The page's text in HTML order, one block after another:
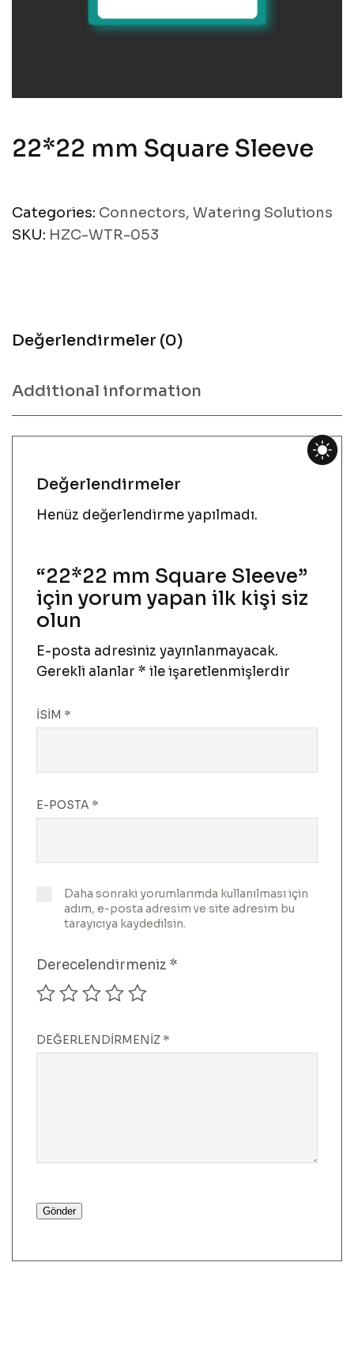
22*22 mm Square Sleeve
Categories: Connectors, Watering Solutions
SKU: HZC-WTR-053
Değerlendirmeler (0)
Additional information
Değerlendirmeler
Henüz değerlendirme yapılmadı.
“22*22 mm Square Sleeve”
için yorum yapan ilk kişi siz
olun
E-posta adresiniz yayınlanmayacak.
Gerekli alanlar * ile işaretlenmişlerdir
İSIM *
E-POSTA *
Daha sonraki yorumlarımda kullanılması için
adım, e-posta adresim ve site adresim bu
tarayıcıya kaydedilsin.
Derecelendirmeniz *
DEĞERLENDIRMENIZ *
Gönder